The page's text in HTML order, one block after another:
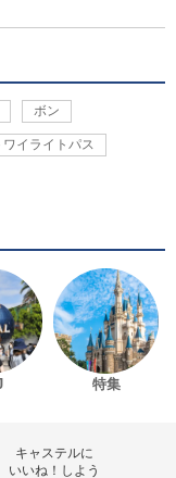
ボン
ワイライトパス
特集
キャステルに
いいね！しよう